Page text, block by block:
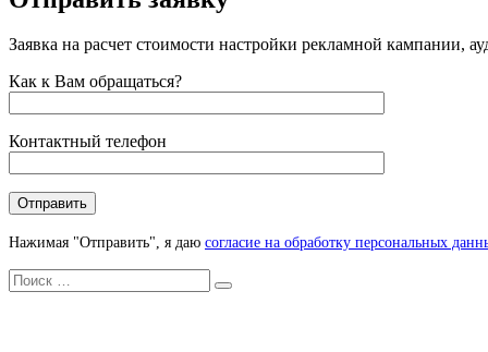
Заявка на расчет стоимости настройки рекламной кампании,
Как к Вам обращаться?
Контактный телефон
Нажимая "Отправить", я даю согласие на обработку персональных
Искать
Search